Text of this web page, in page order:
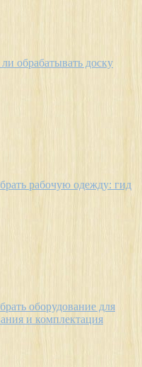
обрабатывать доску
рабочую одежду: гид
оборудование для
и комплектация